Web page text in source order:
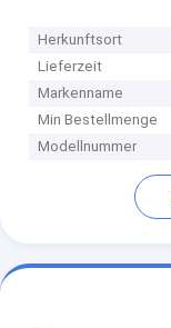
Herkunftsort
Lieferzeit
Markenname
Min Bestellmenge
Modellnummer